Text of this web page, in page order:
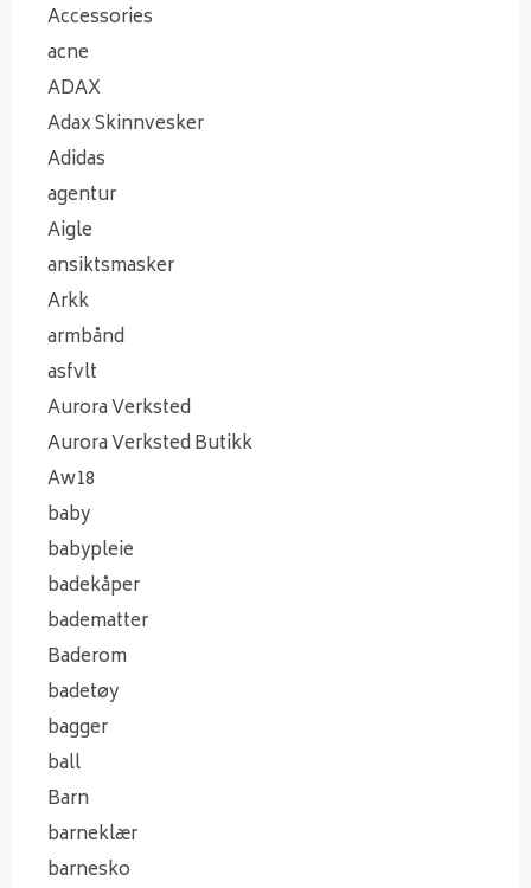
Accessories
acne
ADAX
Adax Skinnvesker
Adidas
agentur
Aigle
ansiktsmasker
Arkk
armbånd
asfvlt
Aurora Verksted
Aurora Verksted Butikk
Aw18
baby
babypleie
badekåper
badematter
Baderom
badetøy
bagger
ball
Barn
barneklær
barnesko